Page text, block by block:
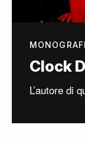
Clock
L’autore di